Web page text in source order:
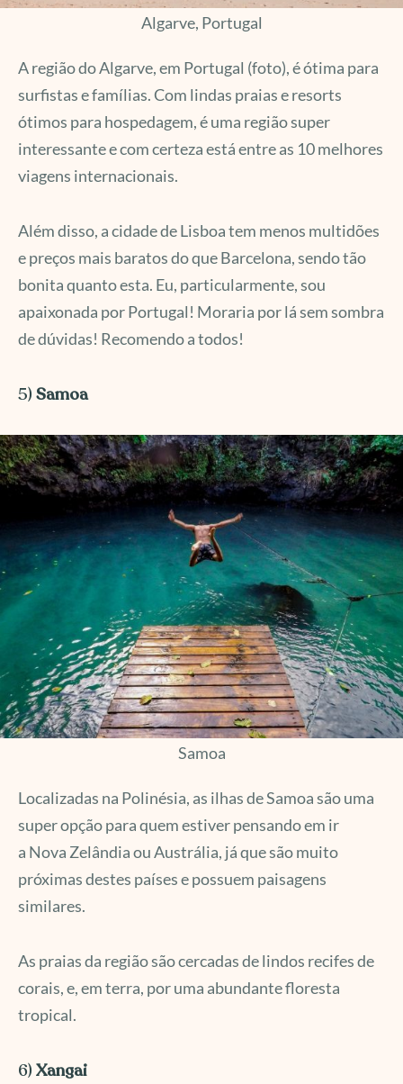
Algarve, Portugal
A região do Algarve, em Portugal (foto), é ótima para
surfistas e famílias. Com lindas praias e resorts
ótimos para hospedagem, é uma região super
interessante e com certeza está entre as 10 melhores
viagens internacionais.
Além disso, a cidade de Lisboa tem menos multidões
e preços mais baratos do que Barcelona, sendo tão
bonita quanto esta. Eu, particularmente, sou
apaixonada por Portugal! Moraria por lá sem sombra
de dúvidas! Recomendo a todos!
5) Samoa
Samoa
Localizadas na Polinésia, as ilhas de Samoa são uma
super opção para quem estiver pensando em ir
a Nova Zelândia ou Austrália, já que são muito
próximas destes países e possuem paisagens
similares.
As praias da região são cercadas de lindos recifes de
corais, e, em terra, por uma abundante floresta
tropical.
6) Xangai